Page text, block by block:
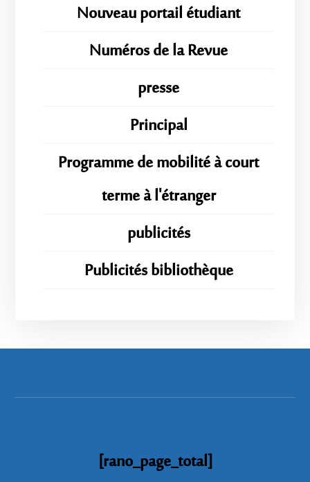
Nouveau portail étudiant
Numéros de la Revue
presse
Principal
Programme de mobilité à court
terme à l'étranger
publicités
Publicités bibliothèque
[rano_page_total]